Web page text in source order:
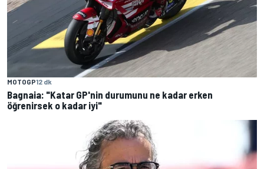
MOTOGP12 dk
Bagnaia: "Katar GP'nin durumunu ne kadar erken
öğrenirsek o kadar iyi"